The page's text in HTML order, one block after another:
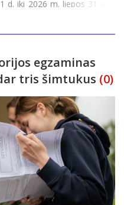
d. iki 2026 m. liepos 31 d. –
m. rugpjūčio 1 d. iki 2026
egzaminas
tris šimtukus (0)